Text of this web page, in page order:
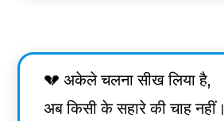
💔 अकेले चलना सीख लिया है,
अब किसी के सहारे की चाह नहीं।